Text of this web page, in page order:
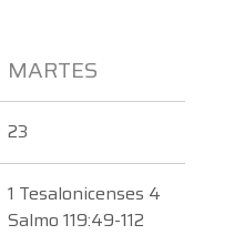
MARTES
23
1 Tesalonicenses 4
Salmo 119:49-112